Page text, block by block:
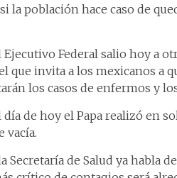
la población hace caso de
Federal salio hoy a
que invita a los mexicanos a
los casos de enfermos y
día de hoy el Papa realizó en
vacía.
Secretaría de Salud ya habla